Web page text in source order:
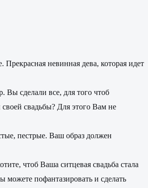
невинная дева, которая идет
Вы сделали все, для того чтоб
свадьбы? Для этого Вам не
пестрые. Ваш образ должен
чтоб Ваша ситцевая свадьба стала
пофантазировать и сделать